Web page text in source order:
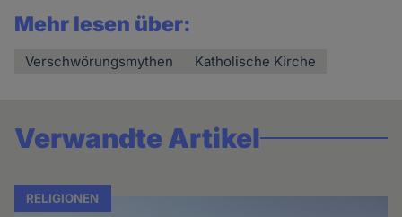
Mehr lesen über:
Verschwörungsmythen Katholische Kirche
Verwandte Artikel
RELIGIONEN